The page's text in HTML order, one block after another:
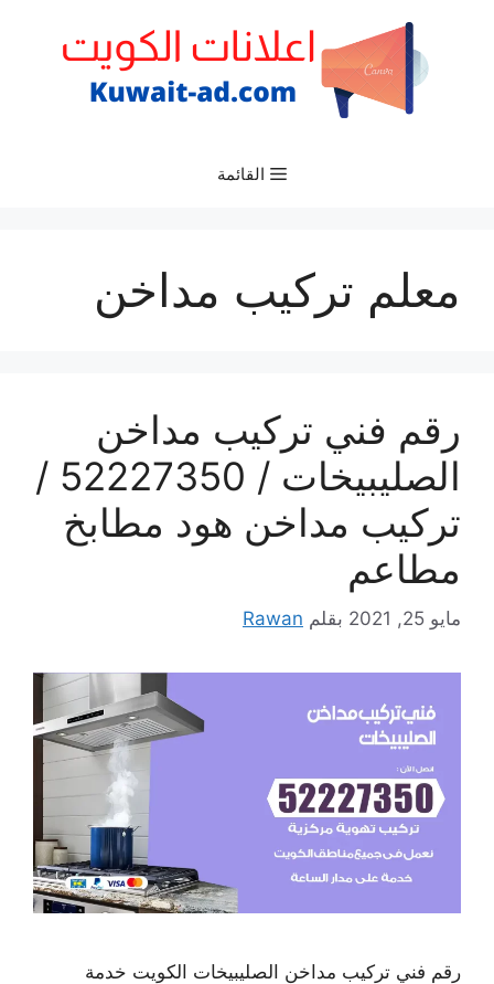
القائمة
معلم تركيب مداخن
رقم فني تركيب مداخن
الصليبيخات / 52227350 /
تركيب مداخن هود مطابخ
مطاعم
مايو 25, 2021 بقلم Rawan
رقم فني تركيب مداخن الصليبيخات الكويت خدمة